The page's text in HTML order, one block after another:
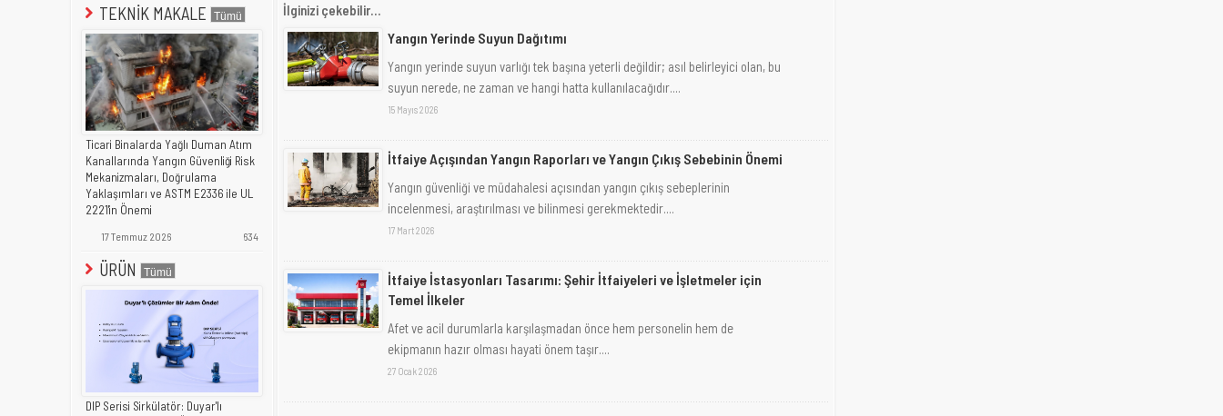
TEKNİK MAKALE
Ticari Binalarda Yağlı Duman Atım
Kanallarında Yangın Güvenliği Risk
Mekanizmaları, Doğrulama
Yaklaşımları ve ASTM E2336 ile UL
2221'in Önemi
17 Temmuz 2026 634
ÜRÜN
DIP Serisi Sirkülatör: Duyar'lı
İlginizi çekebilir...
Yangın Yerinde Suyun Dağıtımı
Yangın yerinde suyun varlığı tek başına yeterli değildir; asıl belirleyici olan, bu
suyun nerede, ne zaman ve hangi hatta kullanılacağıdır....
15 Mayıs 2026
İtfaiye Açışından Yangın Raporları ve Yangın Çıkış Sebebinin Önemi
Yangın güvenliği ve müdahalesi açısından yangın çıkış sebeplerinin
incelenmesi, araştırılması ve bilinmesi gerekmektedir....
17 Mart 2026
İtfaiye İstasyonları Tasarımı: Şehir İtfaiyeleri ve İşletmeler için
Temel İlkeler
Afet ve acil durumlarla karşılaşmadan önce hem personelin hem de
ekipmanın hazır olması hayati önem taşır....
27 Ocak 2026